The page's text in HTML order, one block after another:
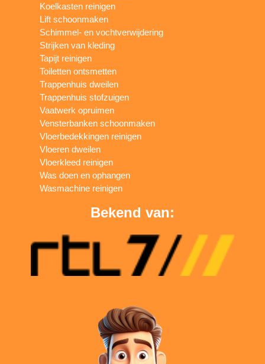
Koelkasten reinigen
Lift schoonmaken
Schimmel- en vochtverwijdering
Strijken van kleding
Tapijt reinigen
Toiletten ontsmetten
Trappenhuis dweilen
Trappenhuis stofzuigen
Vaatwerk opruimen
Vensterbanken schoonmaken
Vloerbedekkingen reinigen
Vloeren dweilen
Vloerkleed reinigen
Was doen en ophangen
Wasmachine reinigen
Bekend van: